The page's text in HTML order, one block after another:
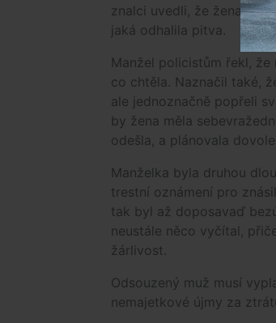
znalci uvedli, že žena by
jaká odhalila pitva.
Manžel policistům řekl, že
co chtěla. Naznačil také,
ale jednoznačně popřeli
by žena měla
odešla, a plánovala
Manželka byla druhou
trestní oznámení pro
tak byl až doposavaď
neustále něco vyčítal,
žárlivost.
Odsouzený muž musí
nemajetkové újmy za